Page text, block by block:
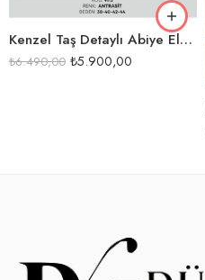
Kenzel Taş Detaylı Abiye Elbise-9115
₺6.490,00 ₺5.900,00